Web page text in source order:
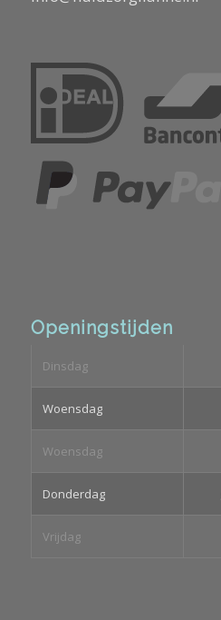
Openingstijden
Dinsdag
Woensdag
Woensdag
Donderdag
Vrijdag